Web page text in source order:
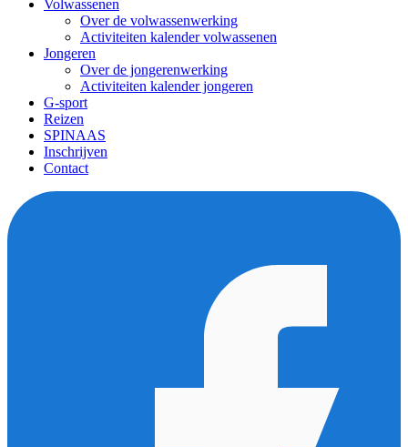
Volwassenen
Over de volwassenwerking
Activiteiten kalender volwassenen
Jongeren
Over de jongerenwerking
Activiteiten kalender jongeren
G-sport
Reizen
SPINAAS
Inschrijven
Contact